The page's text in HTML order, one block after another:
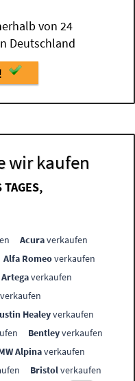
von 24
Deutschland
wir kaufen
Acuraverkaufen
Alfa Romeoverkaufen
Artegaverkaufen
verkaufen
Healeyverkaufen
Bentleyverkaufen
Alpinaverkaufen
Bristolverkaufen